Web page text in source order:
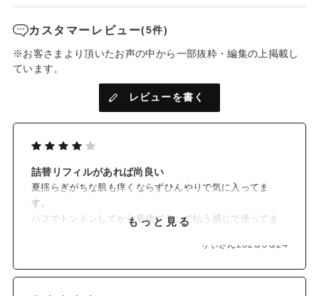
ナチュラルな処方でSPF50+・PA++++を実現。
肌にぴたっと密着し、落とすときは石けんでさっとオフできま
す。
✓ ベタつきを防ぎ、くすみをカバー
花びら状のソフトフォーカスパウダー、炭酸Ca*3を配合。
皮脂を吸収して化粧くずれを防ぎ、きめこまかく明るい美肌を
演出。
✓ 日中の肌をうるおすスキンケア成分配合
紫外線を浴びる肌を考慮して厳選した保湿成分を配合。
5種のセラミド*4やグリチルリチン酸2K*6も配合し、乾燥しが
✓ オーガニックの植物エキスを配合
カスタマーレビュー(5件)
※お客さまより頂いたお声の中から一部抜粋・編集の上掲載し
ています。
レビューを書く
詰替リフィルがあれば尚良い
夏揺らぎがちな肌も痒くならずひんやりで気に入ってま
す。
パフでトントンしてから最後ブラシで払う感じで使ってま
住んでいる地域で鏡を捨てるのが手間なので、
もっと見る
りぃさん2026/06/24